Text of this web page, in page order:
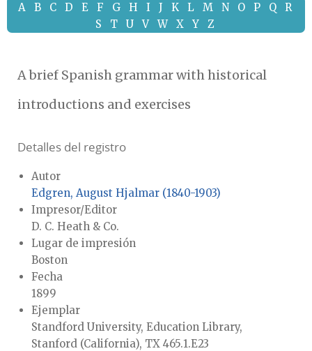
A B C D E F G H I J K L M N O P Q
R
S
T U V W X Y Z
A brief Spanish grammar with historical
introductions and exercises
Detalles del registro
Autor
Edgren, August Hjalmar (1840-1903)
Impresor/Editor
D. C. Heath & Co.
Lugar de impresión
Boston
Fecha
1899
Ejemplar
Standford University, Education Library,
Stanford (California), TX 465.1.E23